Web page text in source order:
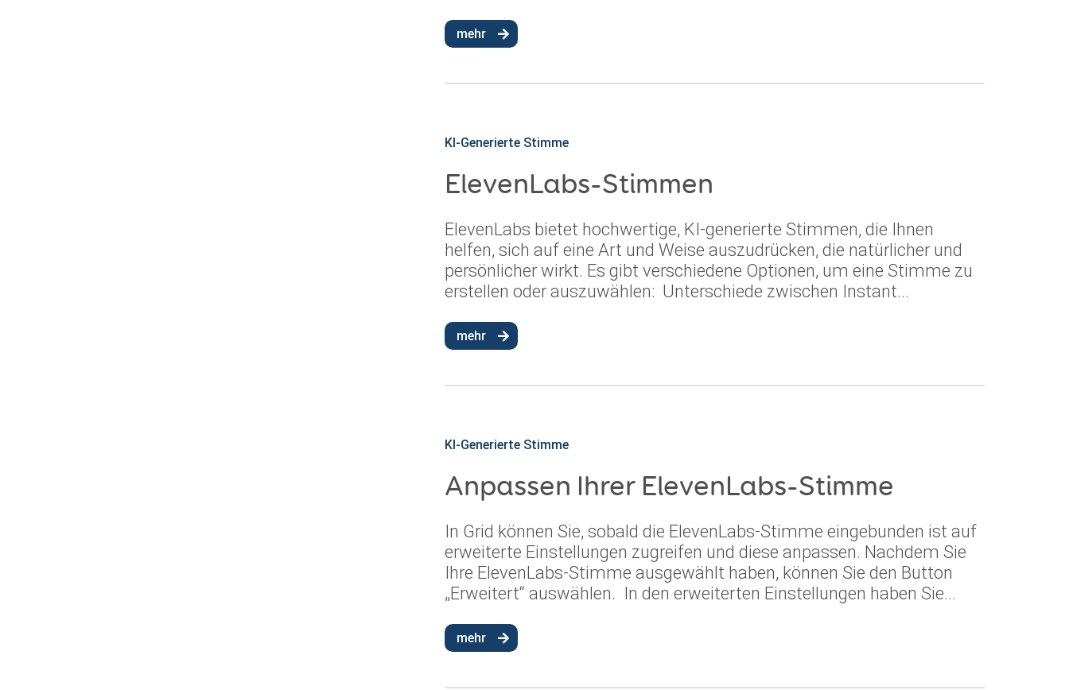
mehr
KI-Generierte Stimme
ElevenLabs-Stimmen
ElevenLabs bietet hochwertige, KI-generierte Stimmen, die Ihnen
helfen, sich auf eine Art und Weise auszudrücken, die natürlicher und
persönlicher wirkt. Es gibt verschiedene Optionen, um eine Stimme zu
erstellen oder auszuwählen: Unterschiede zwischen Instant...
mehr
KI-Generierte Stimme
Anpassen Ihrer ElevenLabs-Stimme
In Grid können Sie, sobald die ElevenLabs-Stimme eingebunden ist auf
erweiterte Einstellungen zugreifen und diese anpassen. Nachdem Sie
Ihre ElevenLabs-Stimme ausgewählt haben, können Sie den Button
„Erweitert“ auswählen. In den erweiterten Einstellungen haben Sie...
mehr